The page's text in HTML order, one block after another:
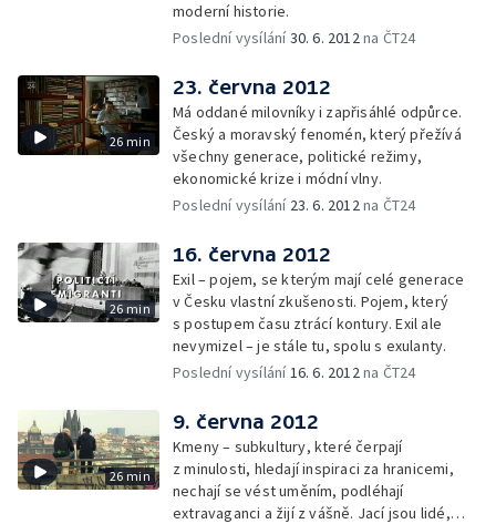
moderní historie.
Poslední vysílání30. 6. 2012na ČT24
26 min
23. června 2012
Má oddané milovníky i zapřisáhlé odpůrce.
Český a moravský fenomén, který přežívá
všechny generace, politické režimy,
ekonomické krize i módní vlny.
Poslední vysílání 23. 6. 2012na ČT24
26 min
16. června 2012
Exil – pojem, se kterým mají celé generace
v Česku vlastní zkušenosti. Pojem, který
s postupem času ztrácí kontury. Exil ale
nevymizel – je stále tu, spolu s exulanty.
Poslední vysílání16. 6. 2012na ČT24
26 min
9. června 2012
Kmeny – subkultury, které čerpají
z minulosti, hledají inspiraci za hranicemi,
nechají se vést uměním, podléhají
extravaganci a žijí z vášně. Jací jsou lidé,